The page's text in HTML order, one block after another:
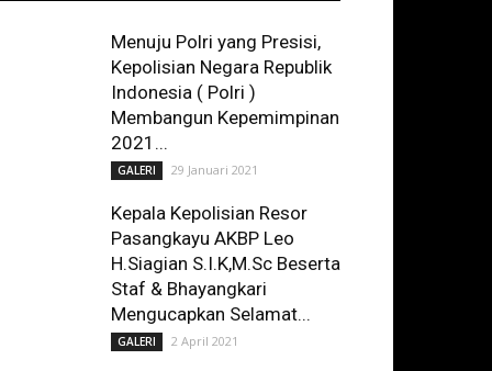
Menuju Polri yang Presisi,
Kepolisian Negara Republik
Indonesia ( Polri )
Membangun Kepemimpinan
2021...
GALERI 29 Januari 2021
Kepala Kepolisian Resor
Pasangkayu AKBP Leo
H.Siagian S.I.K,M.Sc Beserta
Staf & Bhayangkari
Mengucapkan Selamat...
GALERI 2 April 2021